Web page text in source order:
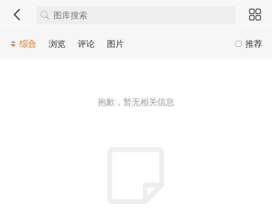
推荐
综合 浏览 评论 图片
抱歉，暂无相关信息